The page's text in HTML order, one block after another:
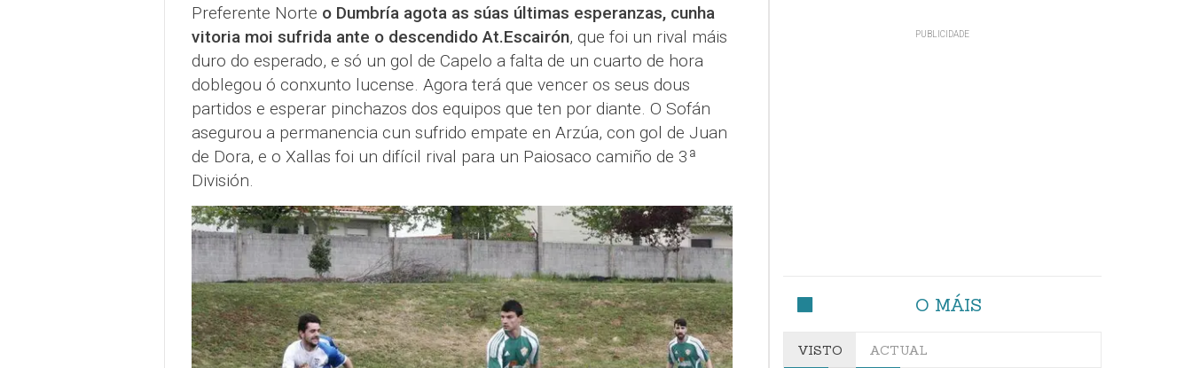
Preferente Norte o Dumbría agota as súas últimas esperanzas, cunha
vitoria moi sufrida ante o descendido At.Escairón, que foi un rival máis
duro do esperado, e só un gol de Capelo a falta de un cuarto de hora
doblegou ó conxunto lucense. Agora terá que vencer os seus dous
partidos e esperar pinchazos dos equipos que ten por diante. O Sofán
asegurou a permanencia cun sufrido empate en Arzúa, con gol de Juan
de Dora, e o Xallas foi un difícil rival para un Paiosaco camiño de 3ª
División.
O MÁIS
VISTO ACTUAL